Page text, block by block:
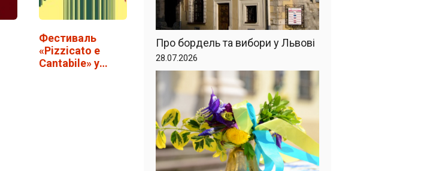
Фестиваль
«Pizzicato e
Cantabile» у
Про бордель та вибори у Львові
28.07.2026